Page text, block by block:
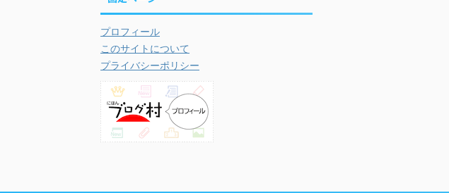
プロフィール
このサイトについて
プライバシーポリシー